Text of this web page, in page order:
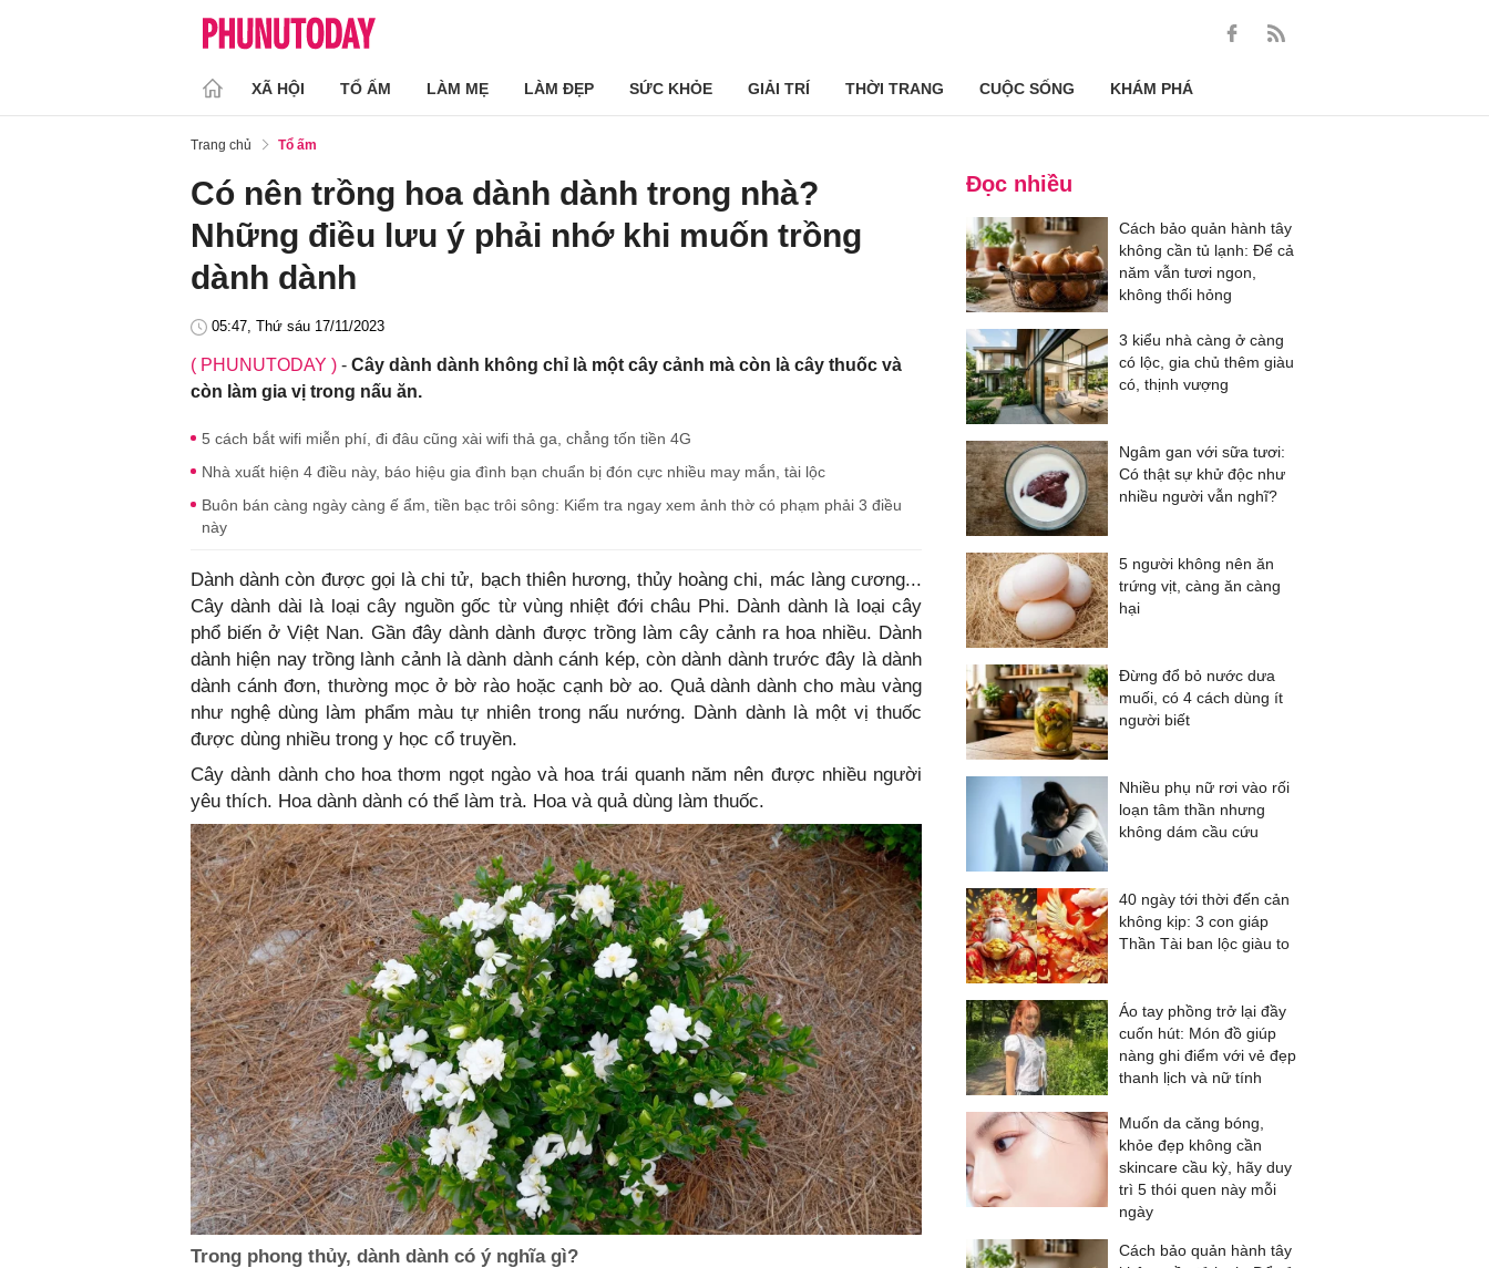
XÃ HỘI TỔ ẤM LÀM MẸ LÀM ĐẸP SỨC KHỎE GIẢI TRÍ THỜI TRANG CUỘC SỐNG KHÁM PHÁ
Trang chủ Tổ ấm
Có nên trồng hoa dành dành trong nhà?
Những điều lưu ý phải nhớ khi muốn trồng
dành dành
05:47, Thứ sáu 17/11/2023
( PHUNUTODAY ) - Cây dành dành không chỉ là một cây cảnh mà còn là cây thuốc và
còn làm gia vị trong nấu ăn.
5 cách bắt wifi miễn phí, đi đâu cũng xài wifi thả ga, chẳng tốn tiền 4G
Nhà xuất hiện 4 điều này, báo hiệu gia đình bạn chuẩn bị đón cực nhiều may mắn, tài lộc
Buôn bán càng ngày càng ế ẩm, tiền bạc trôi sông: Kiểm tra ngay xem ảnh thờ có phạm phải 3 điều
này
Dành dành còn được gọi là chi tử, bạch thiên hương, thủy hoàng chi, mác làng cương...
Cây dành dài là loại cây nguồn gốc từ vùng nhiệt đới châu Phi. Dành dành là loại cây
phổ biến ở Việt Nan. Gần đây dành dành được trồng làm cây cảnh ra hoa nhiều. Dành
dành hiện nay trồng lành cảnh là dành dành cánh kép, còn dành dành trước đây là dành
dành cánh đơn, thường mọc ở bờ rào hoặc cạnh bờ ao. Quả dành dành cho màu vàng
như nghệ dùng làm phẩm màu tự nhiên trong nấu nướng. Dành dành là một vị thuốc
được dùng nhiều trong y học cổ truyền.
Cây dành dành cho hoa thơm ngọt ngào và hoa trái quanh năm nên được nhiều người
yêu thích. Hoa dành dành có thể làm trà. Hoa và quả dùng làm thuốc.
Trong phong thủy, dành dành có ý nghĩa gì?
Đọc nhiều
Cách bảo quản hành tây
không cần tủ lạnh: Để cả
năm vẫn tươi ngon,
không thối hỏng
3 kiểu nhà càng ở càng
có lộc, gia chủ thêm giàu
có, thịnh vượng
Ngâm gan với sữa tươi:
Có thật sự khử độc như
nhiều người vẫn nghĩ?
5 người không nên ăn
trứng vịt, càng ăn càng
hại
Đừng đổ bỏ nước dưa
muối, có 4 cách dùng ít
người biết
Nhiều phụ nữ rơi vào rối
loạn tâm thần nhưng
không dám cầu cứu
40 ngày tới thời đến cản
không kịp: 3 con giáp
Thần Tài ban lộc giàu to
Áo tay phồng trở lại đầy
cuốn hút: Món đồ giúp
nàng ghi điểm với vẻ đẹp
thanh lịch và nữ tính
Muốn da căng bóng,
khỏe đẹp không cần
skincare cầu kỳ, hãy duy
trì 5 thói quen này mỗi
ngày
Cách bảo quản hành tây